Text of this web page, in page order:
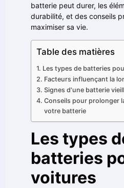
batterie peut durer, les
durabilité, et des conseils
maximiser sa vie.
Table des matières
Les types de batteries
Facteurs influençant la
Signes d'une batterie
Conseils pour prolonger
votre batterie
Les types
batteries
voitures